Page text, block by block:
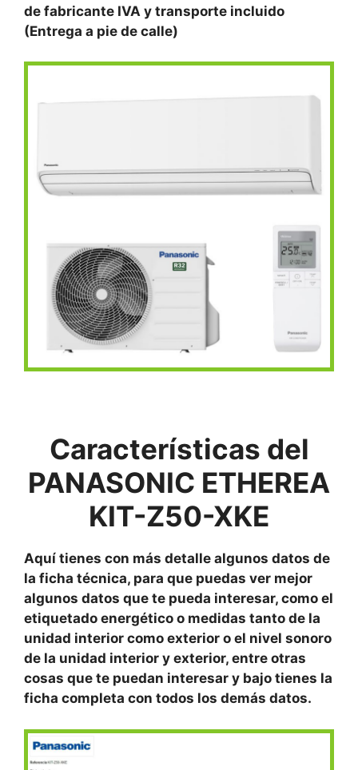
de fabricante IVA y transporte incluido
(Entrega a pie de calle)
Características del
PANASONIC ETHEREA
KIT-Z50-XKE
Aquí tienes con más detalle algunos datos de
la ficha técnica, para que puedas ver mejor
algunos datos que te pueda interesar, como el
etiquetado energético o medidas tanto de la
unidad interior como exterior o el nivel sonoro
de la unidad interior y exterior, entre otras
cosas que te puedan interesar y bajo tienes la
ficha completa con todos los demás datos.